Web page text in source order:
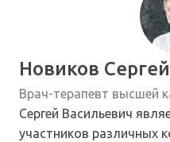
Новиков
Врач-терапевт высшей
Сергей Васильевич
участников различных